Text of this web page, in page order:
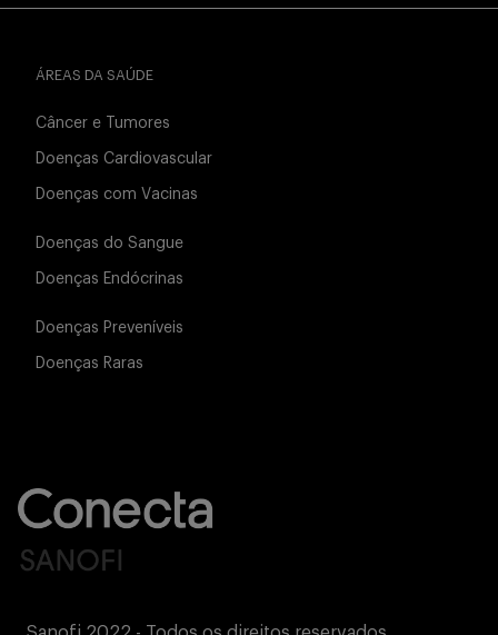
ÁREAS DA SAÚDE
Câncer e Tumores
Doenças Cardiovascular
Doenças com Vacinas
Doenças do Sangue
Doenças Endócrinas
Doenças Preveníveis
Doenças Raras